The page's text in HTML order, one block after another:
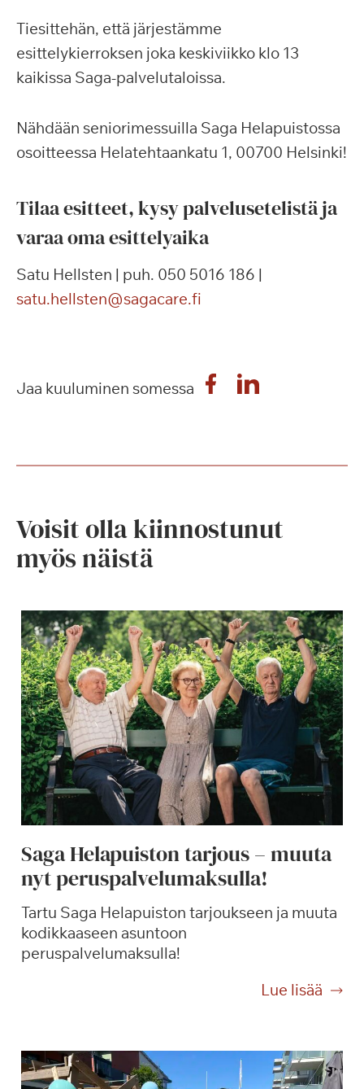
Tiesittehän, että järjestämme
esittelykierroksen joka keskiviikko klo 13
kaikissa Saga-palvelutaloissa.
Nähdään seniorimessuilla Saga Helapuistossa
osoitteessa Helatehtaankatu 1, 00700 Helsinki!
Tilaa esitteet, kysy palvelusetelistä ja
varaa oma esittelyaika
Satu Hellsten | puh. 050 5016 186 |
satu.hellsten@sagacare.fi
Jaa kuuluminen somessa
Voisit olla kiinnostunut
myös näistä
Saga Helapuiston tarjous – muuta
nyt peruspalvelumaksulla!
Tartu Saga Helapuiston tarjoukseen ja muuta
kodikkaaseen asuntoon
peruspalvelumaksulla!
Lue lisää
S
a